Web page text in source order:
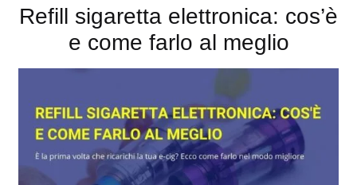
Refill sigaretta elettronica: cos’è
e come farlo al meglio